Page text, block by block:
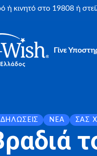
ή κινητό στο 19808 ή
Γίνε
ΝΈΑ ΣΑΣ